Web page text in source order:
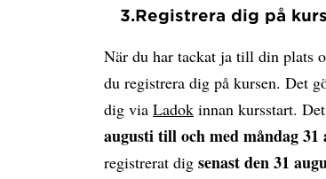
3.Registrera dig på
När du har tackat ja till din plats
du registrera dig på kursen. Det
dig via Ladok innan kursstart.
augusti till och med måndag 31
registrerat dig senast den 31